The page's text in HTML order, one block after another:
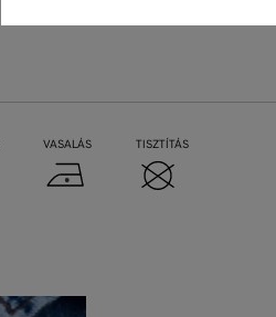
VASALÁS TISZTÍTÁS